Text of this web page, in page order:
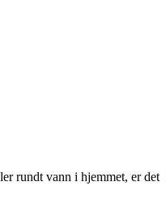
rundt vann i hjemmet, er det